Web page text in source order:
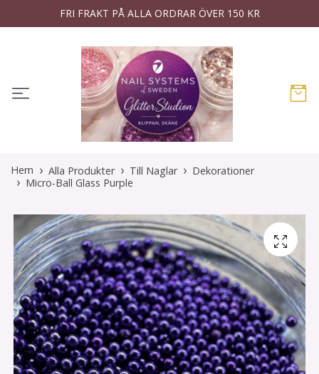
FRI FRAKT PÅ ALLA ORDRAR ÖVER 150 KR
Hem Alla Produkter Till Naglar
Dekorationer
Micro-Ball Glass Purple